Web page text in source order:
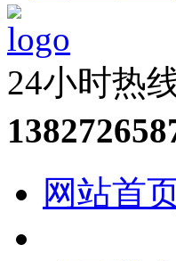
24小时热
网站首